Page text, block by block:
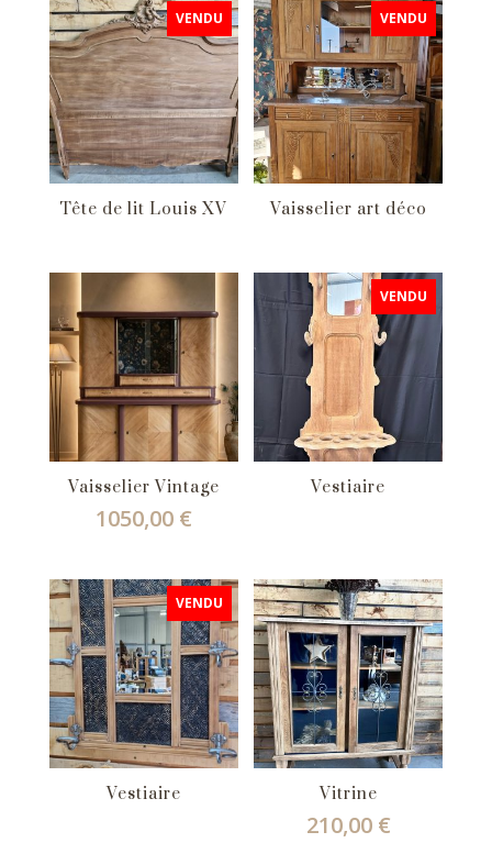
VENDU
Tête de lit Louis XV
VENDU
Vaisselier art déco
Vaisselier Vintage
1050,00 €
VENDU
Vestiaire
VENDU
Vestiaire Vitrine
210,00 €